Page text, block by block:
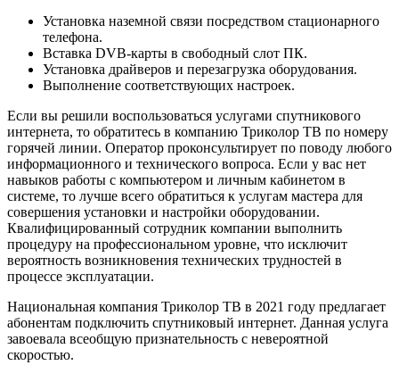
Установка наземной связи посредством стационарного
телефона.
Вставка DVB-карты в свободный слот ПК.
Установка драйверов и перезагрузка оборудования.
Выполнение соответствующих настроек.
Если вы решили воспользоваться услугами спутникового
интернета, то обратитесь в компанию Триколор ТВ по номеру
горячей линии. Оператор проконсультирует по поводу любого
информационного и технического вопроса. Если у вас нет
навыков работы с компьютером и личным кабинетом в
системе, то лучше всего обратиться к услугам мастера для
совершения установки и настройки оборудовании.
Квалифицированный сотрудник компании выполнить
процедуру на профессиональном уровне, что исключит
вероятность возникновения технических трудностей в
процессе эксплуатации.
Национальная компания Триколор ТВ в 2021 году предлагает
абонентам подключить спутниковый интернет. Данная услуга
завоевала всеобщую признательность с невероятной
скоростью.